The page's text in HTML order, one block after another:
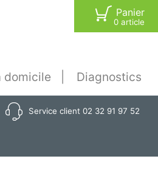
Panier
0 article
domicile Diagnostics
Service client 02 32 91 97 52